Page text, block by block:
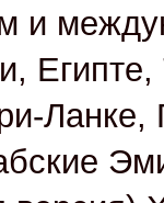
и
Ланке,